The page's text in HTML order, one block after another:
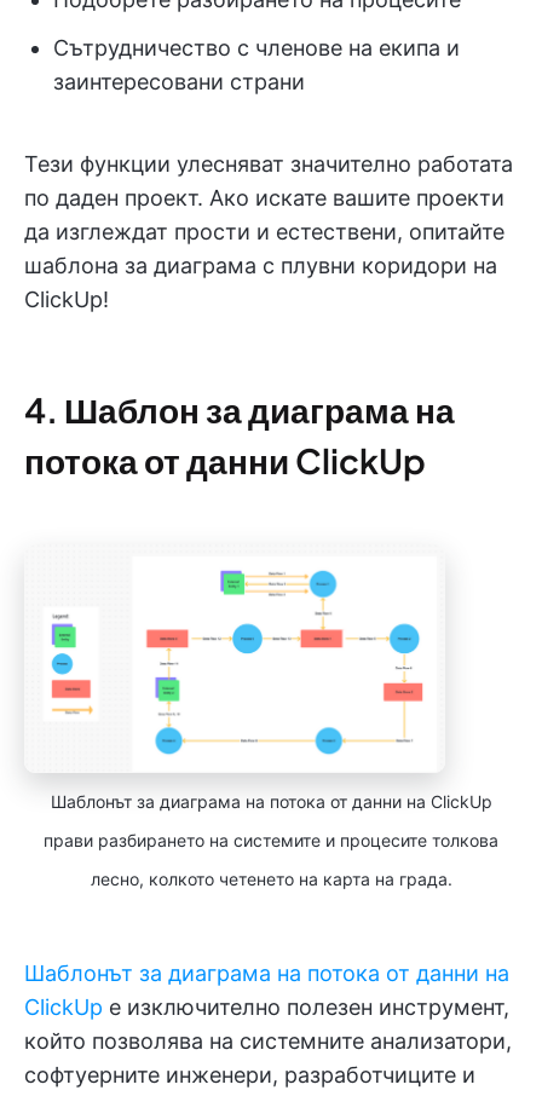
Сътрудничество с членове на екипа и
заинтересовани страни
Тези функции улесняват значително работата
по даден проект. Ако искате вашите проекти
да изглеждат прости и естествени, опитайте
шаблона за диаграма с плувни коридори на
ClickUp!
4. Шаблон за диаграма на
потока от данни ClickUp
Шаблонът за диаграма на потока от данни на ClickUp
прави разбирането на системите и процесите толкова
лесно, колкото четенето на карта на града.
Шаблонът за диаграма на потока от данни на
ClickUp е изключително полезен инструмент,
който позволява на системните анализатори,
софтуерните инженери, разработчиците и